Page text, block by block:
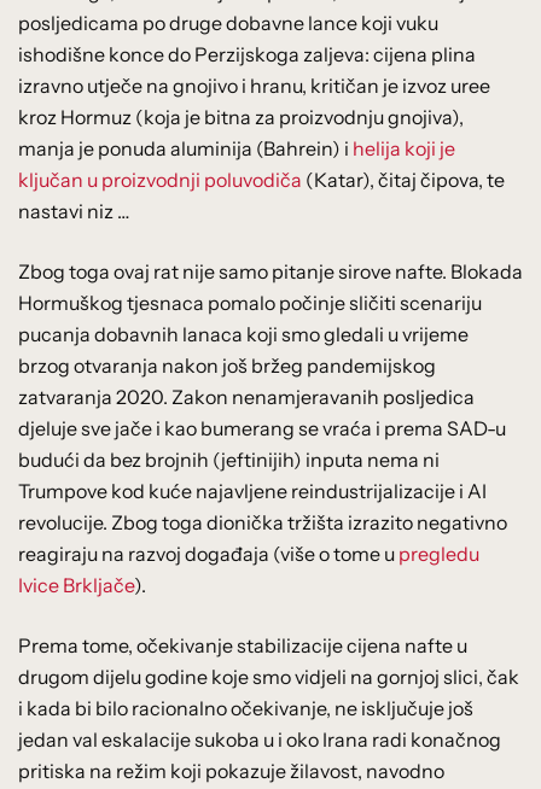
posljedicama po druge dobavne lance koji vuku
ishodišne konce do Perzijskoga zaljeva: cijena plina
izravno utječe na gnojivo i hranu, kritičan je izvoz uree
kroz Hormuz (koja je bitna za proizvodnju gnojiva),
manja je ponuda aluminija (Bahrein) i helija koji je
ključan u proizvodnji poluvodiča (Katar), čitaj čipova, te
nastavi niz …
Zbog toga ovaj rat nije samo pitanje sirove nafte. Blokada
Hormuškog tjesnaca pomalo počinje sličiti scenariju
pucanja dobavnih lanaca koji smo gledali u vrijeme
brzog otvaranja nakon još bržeg pandemijskog
zatvaranja 2020. Zakon nenamjeravanih posljedica
djeluje sve jače i kao bumerang se vraća i prema SAD-u
budući da bez brojnih (jeftinijih) inputa nema ni
Trumpove kod kuće najavljene reindustrijalizacije i AI
revolucije. Zbog toga dionička tržišta izrazito negativno
reagiraju na razvoj događaja (više o tome u pregledu
Ivice Brkljače).
Prema tome, očekivanje stabilizacije cijena nafte u
drugom dijelu godine koje smo vidjeli na gornjoj slici, čak
i kada bi bilo racionalno očekivanje, ne isključuje još
jedan val eskalacije sukoba u i oko Irana radi konačnog
pritiska na režim koji pokazuje žilavost, navodno